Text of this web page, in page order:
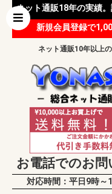
ネット通販18年の実績
ーブル等 様々な
新規会員登録で
ネット通販10年以上
お電話でのお
対応時間：平日9時